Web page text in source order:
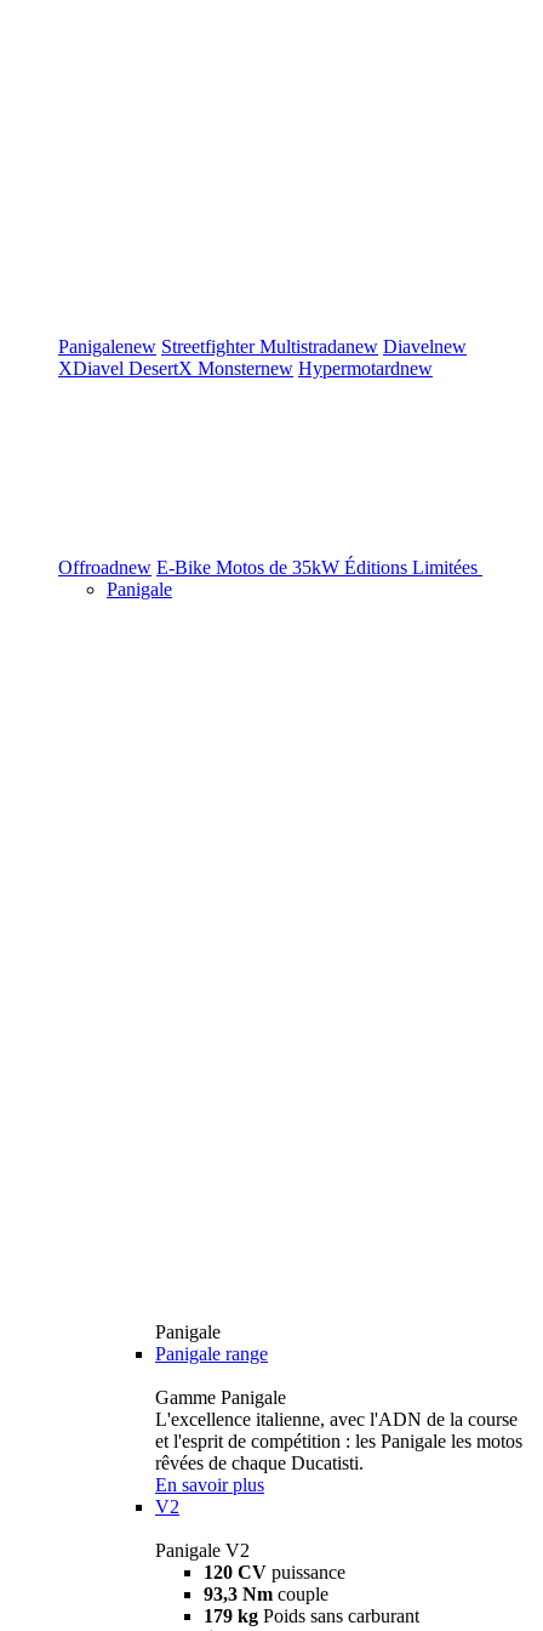
Panigalenew StreetfighterMultistradanew Diavelnew
XDiavel DesertX Monsternew Hypermotardnew
Offroadnew E-Bike Motos de 35kW Éditions Limitées
Panigale
Panigale
Panigale range
Gamme Panigale
L'excellence italienne, avec l'ADN de la course
et l'esprit de compétition : les Panigale les motos
rêvées de chaque Ducatisti.
En savoir plus
V2
Panigale V2
120 CV puissance
93,3 Nm couple
179 kg Poids sans carburant